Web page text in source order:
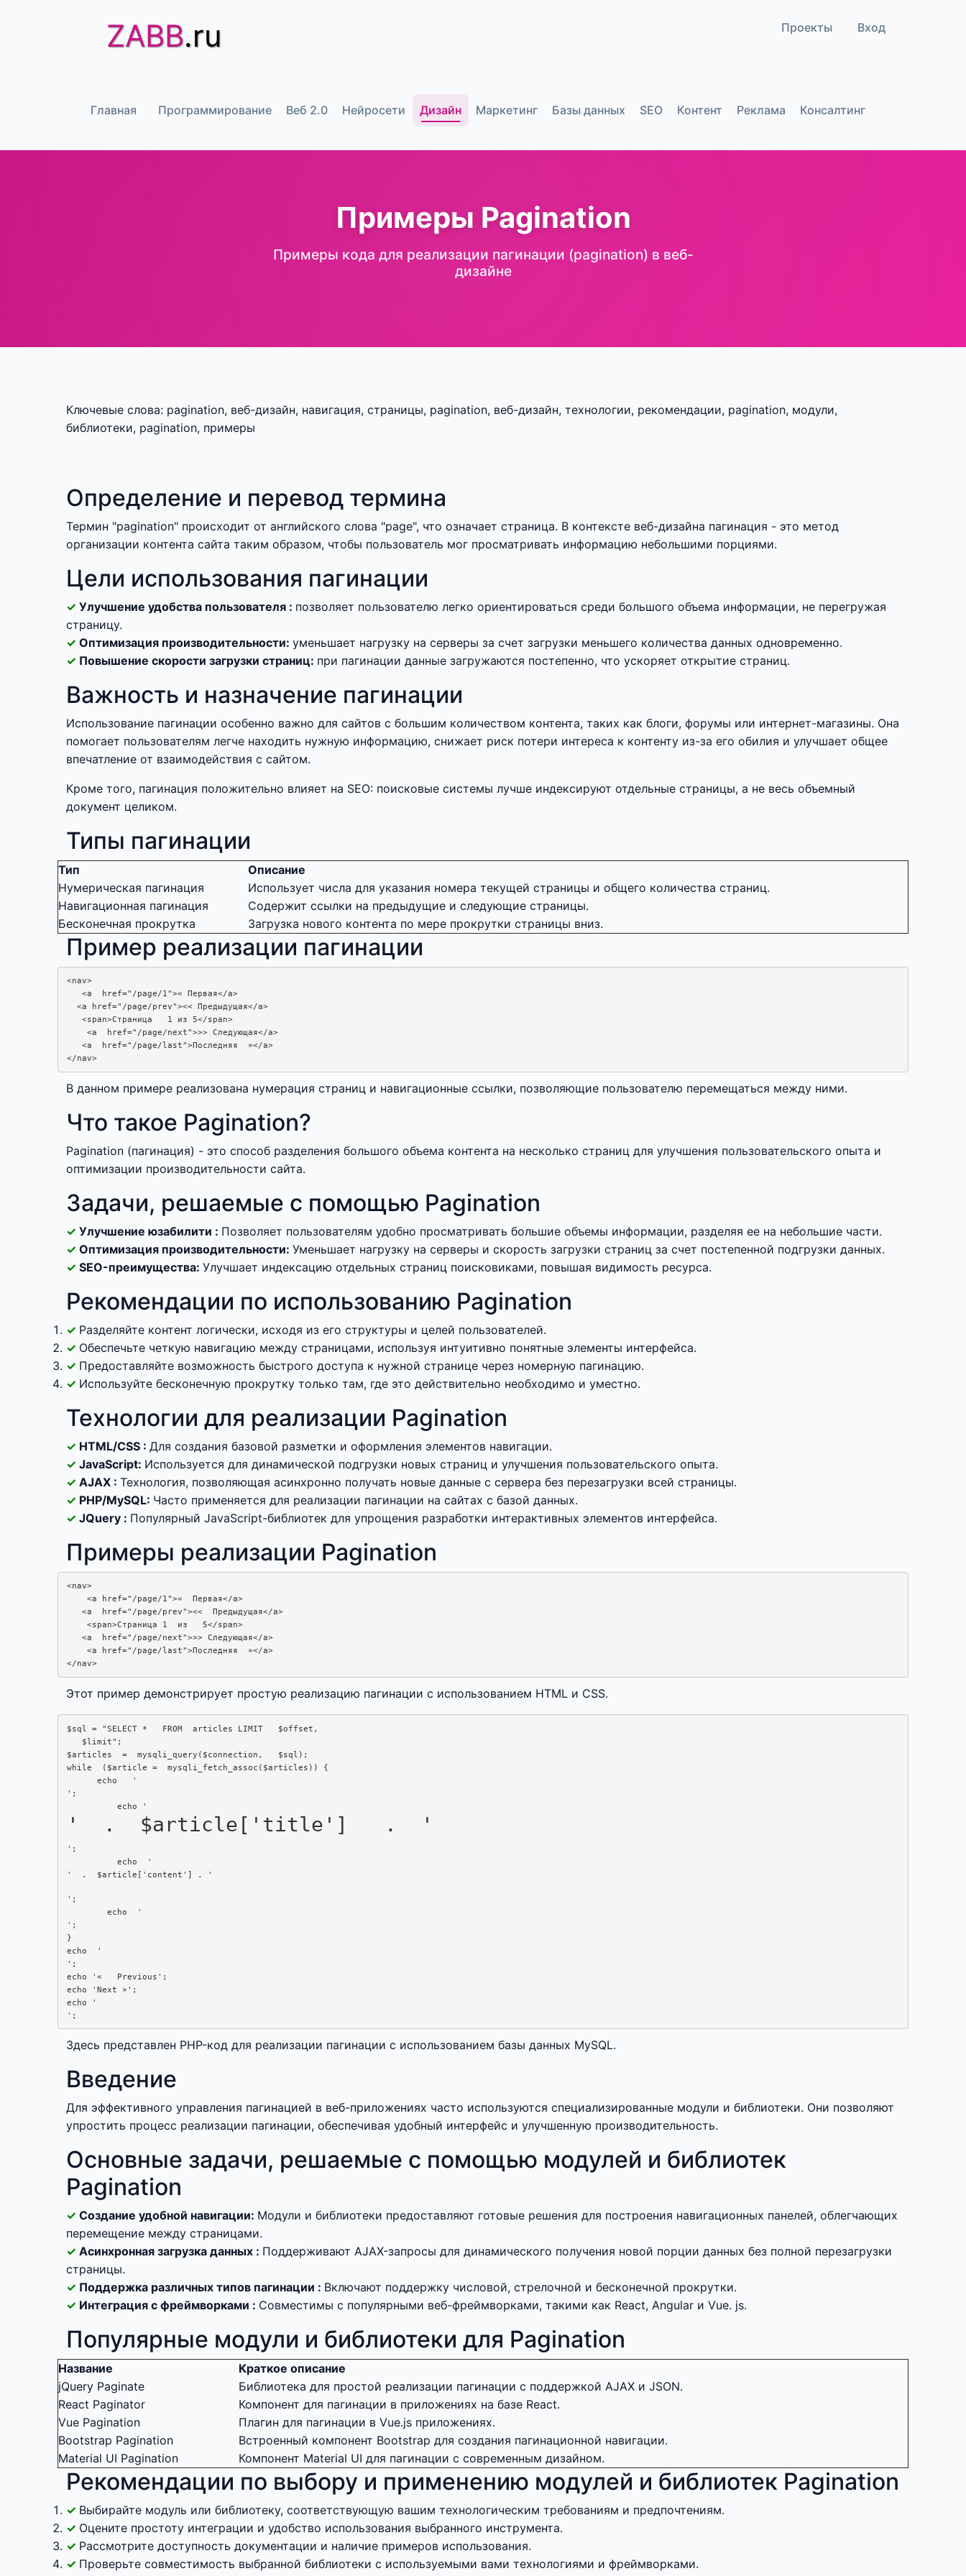
ZABB.ru Проекты Вход
Главная Программирование Веб 2.0 Нейросети Дизайн Маркетинг Базы данных SEO Контент Реклама Консалтинг
Примеры Pagination
Примеры кода для реализации пагинации (pagination) в веб-
дизайне
Ключевые слова: pagination, веб-дизайн, навигация, страницы, pagination, веб-дизайн, технологии, рекомендации, pagination, модули,
библиотеки, pagination, примеры
Определение и перевод термина
Термин "pagination" происходит от английского слова "page", что означает страница. В контексте веб-дизайна пагинация - это метод
организации контента сайта таким образом, чтобы пользователь мог просматривать информацию небольшими порциями.
Цели использования пагинации
Улучшение удобства пользователя : позволяет пользователю легко ориентироваться среди большого объема информации, не перегружая
страницу.
Оптимизация производительности: уменьшает нагрузку на серверы за счет загрузки меньшего количества данных одновременно.
Повышение скорости загрузки страниц: при пагинации данные загружаются постепенно, что ускоряет открытие страниц.
Важность и назначение пагинации
Использование пагинации особенно важно для сайтов с большим количеством контента, таких как блоги, форумы или интернет-магазины. Она
помогает пользователям легче находить нужную информацию, снижает риск потери интереса к контенту из-за его обилия и улучшает общее
впечатление от взаимодействия с сайтом.
Кроме того, пагинация положительно влияет на SEO: поисковые системы лучше индексируют отдельные страницы, а не весь объемный
документ целиком.
Типы пагинации
Тип
Описание
Нумерическая пагинация
Использует числа для указания номера текущей страницы и общего количества страниц.
Навигационная пагинация
Содержит ссылки на предыдущие и следующие страницы.
Бесконечная прокрутка
Загрузка нового контента по мере прокрутки страницы вниз.
Пример реализации пагинации
<nav>
   <a  href="/page/1">« Первая</a>
  <a href="/page/prev"><< Предыдущая</a>
   <span>Страница   1 из 5</span>
    <a  href="/page/next">>> Следующая</a>
   <a  href="/page/last">Последняя  »</a>
</nav>
В данном примере реализована нумерация страниц и навигационные ссылки, позволяющие пользователю перемещаться между ними.
Что такое Pagination?
Pagination (пагинация) - это способ разделения большого объема контента на несколько страниц для улучшения пользовательского опыта и
оптимизации производительности сайта.
Задачи, решаемые с помощью Pagination
Улучшение юзабилити : Позволяет пользователям удобно просматривать большие объемы информации, разделяя ее на небольшие части.
Оптимизация производительности: Уменьшает нагрузку на серверы и скорость загрузки страниц за счет постепенной подгрузки данных.
SEO-преимущества: Улучшает индексацию отдельных страниц поисковиками, повышая видимость ресурса.
Рекомендации по использованию Pagination
Разделяйте контент логически, исходя из его структуры и целей пользователей.
Обеспечьте четкую навигацию между страницами, используя интуитивно понятные элементы интерфейса.
Предоставляйте возможность быстрого доступа к нужной странице через номерную пагинацию.
Используйте бесконечную прокрутку только там, где это действительно необходимо и уместно.
Технологии для реализации Pagination
HTML/CSS : Для создания базовой разметки и оформления элементов навигации.
JavaScript: Используется для динамической подгрузки новых страниц и улучшения пользовательского опыта.
AJAX : Технология, позволяющая асинхронно получать новые данные с сервера без перезагрузки всей страницы.
PHP/MySQL: Часто применяется для реализации пагинации на сайтах с базой данных.
JQuery : Популярный JavaScript-библиотек для упрощения разработки интерактивных элементов интерфейса.
Примеры реализации Pagination
<nav>
    <a href="/page/1">«  Первая</a>
   <a  href="/page/prev"><<  Предыдущая</a>
    <span>Страница 1  из   5</span>
   <a  href="/page/next">>> Следующая</a>
    <a href="/page/last">Последняя  »</a>
</nav>
Этот пример демонстрирует простую реализацию пагинации с использованием HTML и CSS.
$sql = "SELECT *   FROM  articles LIMIT   $offset,
   $limit";
$articles  =  mysqli_query($connection,   $sql);
while  ($article =  mysqli_fetch_assoc($articles)) {
      echo   '
';
          echo '
'  .  $article['title']   .  '
';
          echo  '
'  .  $article['content'] . '
';
        echo  '
';
}
echo  '
';
echo ' «   Previous ';
echo ' Next » ';
echo '
Здесь представлен PHP-код для реализации пагинации с использованием базы данных MySQL.
Введение
Для эффективного управления пагинацией в веб-приложениях часто используются специализированные модули и библиотеки. Они позволяют
упростить процесс реализации пагинации, обеспечивая удобный интерфейс и улучшенную производительность.
Основные задачи, решаемые с помощью модулей и библиотек
Pagination
Создание удобной навигации: Модули и библиотеки предоставляют готовые решения для построения навигационных панелей, облегчающих
перемещение между страницами.
Асинхронная загрузка данных : Поддерживают AJAX-запросы для динамического получения новой порции данных без полной перезагрузки
страницы.
Поддержка различных типов пагинации : Включают поддержку числовой, стрелочной и бесконечной прокрутки.
Интеграция с фреймворками : Совместимы с популярными веб-фреймворками, такими как React, Angular и Vue. js.
Популярные модули и библиотеки для Pagination
Название
Краткое описание
jQuery Paginate
Библиотека для простой реализации пагинации с поддержкой AJAX и JSON.
React Paginator
Компонент для пагинации в приложениях на базе React.
Vue Pagination
Плагин для пагинации в Vue.js приложениях.
Bootstrap Pagination
Встроенный компонент Bootstrap для создания пагинационной навигации.
Material UI Pagination
Компонент Material UI для пагинации с современным дизайном.
Рекомендации по выбору и применению модулей и библиотек Pagination
Выбирайте модуль или библиотеку, соответствующую вашим технологическим требованиям и предпочтениям.
Оцените простоту интеграции и удобство использования выбранного инструмента.
Рассмотрите доступность документации и наличие примеров использования.
Проверьте совместимость выбранной библиотеки с используемыми вами технологиями и фреймворками.